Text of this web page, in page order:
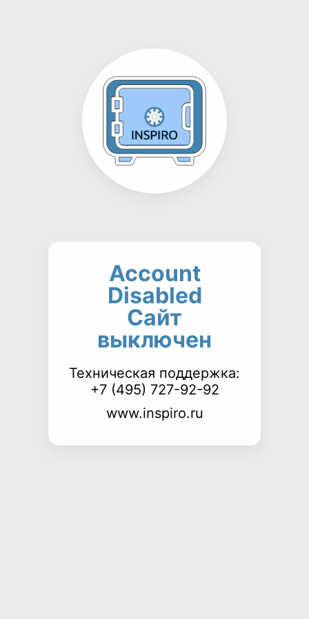
Account
Disabled
Сайт
выключен
Техническая поддержка:
+7 (495) 727-92-92
www.inspiro.ru